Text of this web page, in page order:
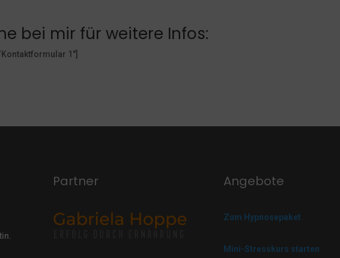
bei mir für weitere Infos:
1″]
Partner Angebote
Zum Hypnosepaket
Mini-Stresskurs starten